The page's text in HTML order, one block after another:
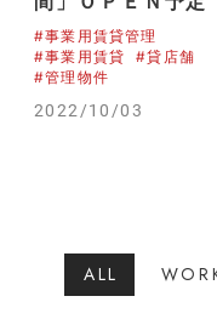
#事業用賃貸管理
#事業用賃貸
#貸店舗
#管理物件
2022/10/03
ALL